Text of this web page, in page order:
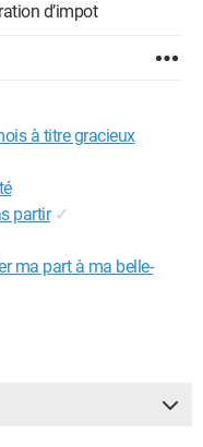
d’impot
à titre gracieux
partir ✓
ma part à ma belle-